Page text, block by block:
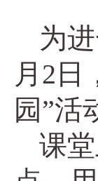
为
月2日
园”活
课